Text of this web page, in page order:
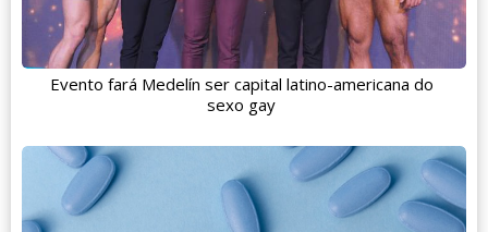
Evento fará Medelín ser capital latino-americana do
sexo gay